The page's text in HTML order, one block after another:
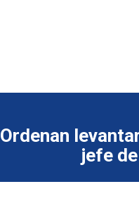
Ordenan
jefe